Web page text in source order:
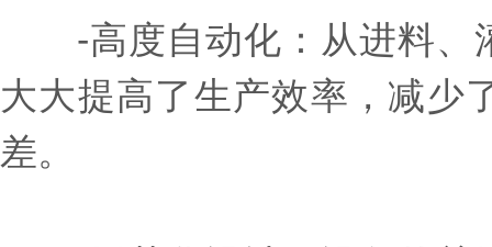
-高度自动化：从进料、
大大提高了生产效率，减少
差。